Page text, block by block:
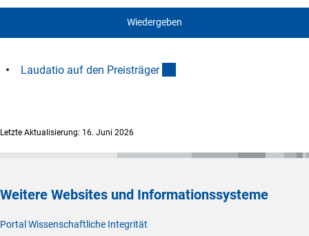
Wiedergeben
Laudatio auf den Preisträger
Letzte Aktualisierung: 16. Juni 2026
Weitere Websites und Informationssysteme
Portal Wissenschaftliche Integrität